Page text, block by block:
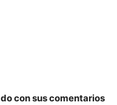
con sus comentarios